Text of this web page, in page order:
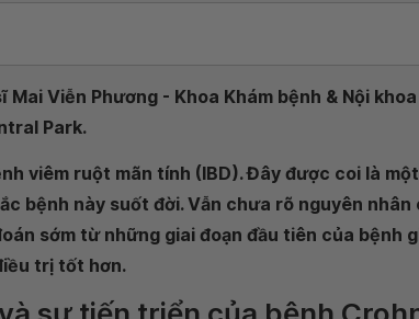
Mai Viễn Phương - Khoa Khám bệnh & Nội
Park.
viêm ruột mãn tính (IBD). Đây được coi là
bệnh này suốt đời. Vẫn chưa rõ nguyên
sớm từ những giai đoạn đầu tiên của bệnh
trị tốt hơn.